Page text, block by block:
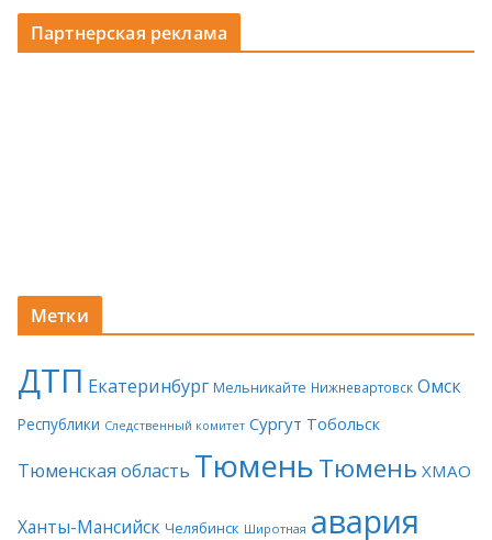
Партнерская реклама
Метки
ДТП Екатеринбург Мельникайте Нижневартовск Омск
Республики Следственный комитет Сургут Тобольск
Тюменская область ТюменьТюмень ХМАО
Ханты-Мансийск Челябинск Широтная авария